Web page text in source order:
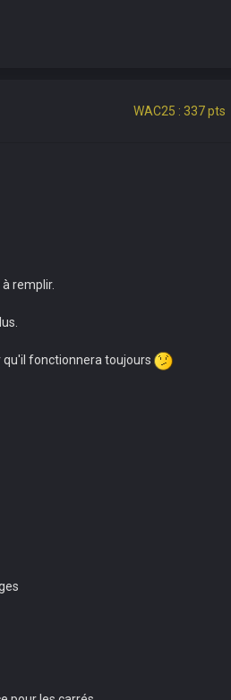
WAC25 : 337 pts
remplir.
qu'il fonctionnera toujours